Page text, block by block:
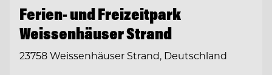
Ferien- und Freizeitpark
Weissenhäuser Strand
23758 Weissenhäuser Strand, Deutschland